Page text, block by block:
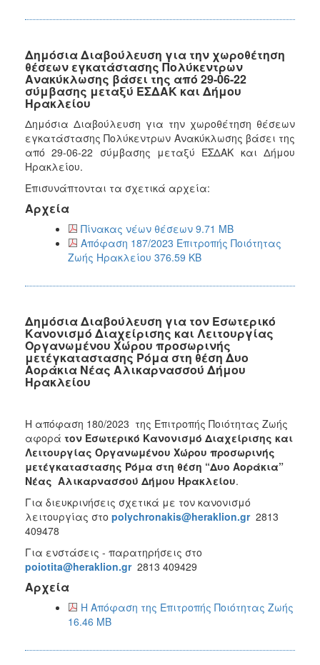
Δημόσια Διαβούλευση για την χωροθέτηση
θέσεων εγκατάστασης Πολύκεντρων
Ανακύκλωσης βάσει της από 29-06-22
σύμβασης μεταξύ ΕΣΔΑΚ και Δήμου
Ηρακλείου
Δημόσια Διαβούλευση για την χωροθέτηση θέσεων
εγκατάστασης Πολύκεντρων Ανακύκλωσης βάσει της
από 29-06-22 σύμβασης μεταξύ ΕΣΔΑΚ και Δήμου
Ηρακλείου.
Επισυνάπτονται τα σχετικά αρχεία:
Αρχεία
Πίνακας νέων θέσεων 9.71 MB
Απόφαση 187/2023 Επιτροπής Ποιότητας
Ζωής Ηρακλείου 376.59 KB
Δημόσια Διαβούλευση για τον Εσωτερικό
Κανονισμό Διαχείρισης και Λειτουργίας
Οργανωμένου Χώρου προσωρινής
μετέγκαταστασης Ρόμα στη θέση Δυο
Αοράκια Νέας Αλικαρνασσού Δήμου
Ηρακλείου
Η απόφαση 180/2023 της Επιτροπής Ποιότητας Ζωής
αφορά τον Εσωτερικό Κανονισμό Διαχείρισης και
Λειτουργίας Οργανωμένου Χώρου προσωρινής
μετέγκαταστασης Ρόμα στη θέση “Δυο Αοράκια”
Νέας Αλικαρνασσού Δήμου Ηρακλείου.
Για διευκρινήσεις σχετικά με τον κανονισμό
λειτουργίας στο polychronakis@heraklion.gr2813
409478
Για ενστάσεις - παρατηρήσεις στο
poiotita@heraklion.gr2813 409429
Αρχεία
Η Απόφαση της Επιτροπής Ποιότητας Ζωής
16.46 MB